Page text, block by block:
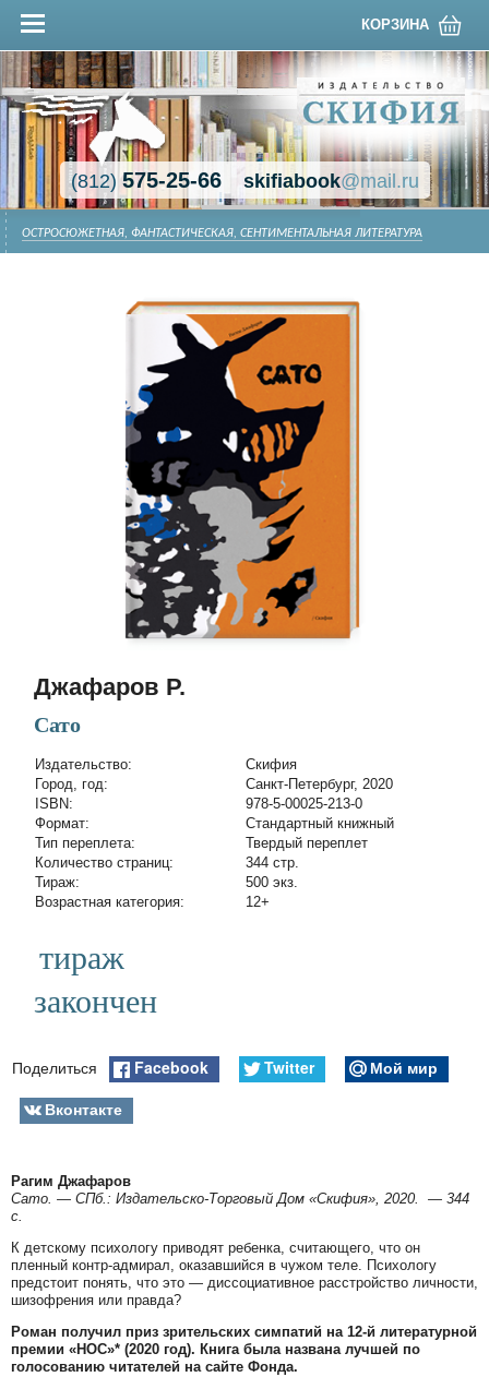
КОРЗИНА
(812)575-25-66 skifiabook@mail.ru
ОСТРОСЮЖЕТНАЯ, ФАНТАСТИЧЕСКАЯ, СЕНТИМЕНТАЛЬНАЯ ЛИТЕРАТУРА
Джафаров Р.
Сато
Издательство:
Скифия
Город, год:
Санкт-Петербург, 2020
ISBN:
978-5-00025-213-0
Формат:
Стандартный книжный
Тип переплета:
Твердый переплет
Количество страниц:
344 стр.
Тираж:
500 экз.
Возрастная категория:
12+
тираж
закончен
Поделиться Facebook Twitter
Мой мир
Вконтакте
Рагим Джафаров
Сато. — СПб.: Издательско-Торговый Дом «Скифия», 2020. — 344
с.
К детскому психологу приводят ребенка, считающего, что он
пленный контр-адмирал, оказавшийся в чужом теле. Психологу
предстоит понять, что это — диссоциативное расстройство личности,
шизофрения или правда?
Роман получил приз зрительских симпатий на 12-й литературной
премии «НОС»* (2020 год). Книга была названа лучшей по
голосованию читателей на сайте Фонда.